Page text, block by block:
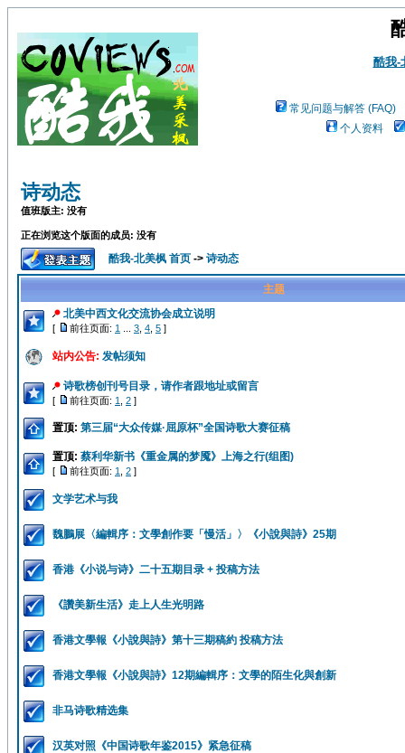
酷我-
常见问题与解答 (FAQ)
个人资料
诗动态
值班版主: 没有
正在浏览这个版面的成员: 没有
酷我-北美枫 首页 -> 诗动态
主题
北美中西文化交流协会成立说明
[ 前往页面: 1 3 4 5 ]
站内公告: 发帖须知
诗歌榜创刊号目录，请作者跟地址或留言
[ 前往页面: 1 2 ]
置顶: 第三届“大众传媒·屈原杯”全国诗歌大赛征稿
置顶: 蔡利华新书《重金属的梦魇》上海之行(组图)
[ 前往页面: 1 2 ]
文学艺术与我
魏鵬展〈編輯序：文學創作要「慢活」〉《小說與詩》25期
香港《小说与诗》二十五期目录 + 投稿方法
《讚美新生活》走上人生光明路
香港文學報《小說與詩》第十三期稿約 投稿方法
香港文學報《小說與詩》12期編輯序：文學的陌生化與創新
非马诗歌精选集
汉英对照《中国诗歌年鉴2015》紧急征稿